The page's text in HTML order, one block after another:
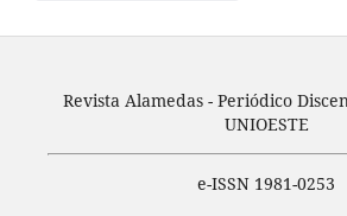
Revista Alamedas - Periódico
UNIOESTE
e-ISSN 1981-0253